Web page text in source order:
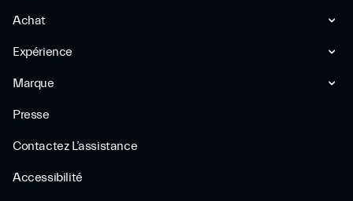
Achat
Expérience
Marque
Presse
Contactez L’assistance
Accessibilité